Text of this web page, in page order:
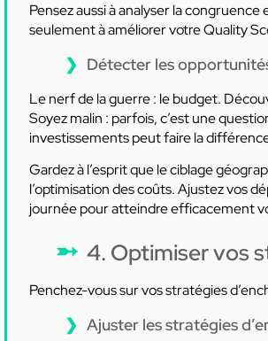
Pensez aussi à analyser la
seulement à améliorer votre Quality
Détecter les
Le nerf de la guerre : le budget.
Soyez malin : parfois, c’est une
investissements peut faire la
Gardez à l’esprit que le ciblage
l’optimisation des coûts. Ajustez vos
journée pour atteindre efficacement
4. Optimiser vos
Penchez-vous sur vos stratégies
Ajuster les stratégies